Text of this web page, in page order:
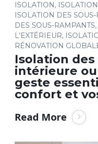
ISOLATION,
ISOLATION DES
DES SOUS-RAMPANTS,
L'EXTÉRIEUR,
RÉNOVATION
Isolation des
intérieure
geste
confort et
Read More